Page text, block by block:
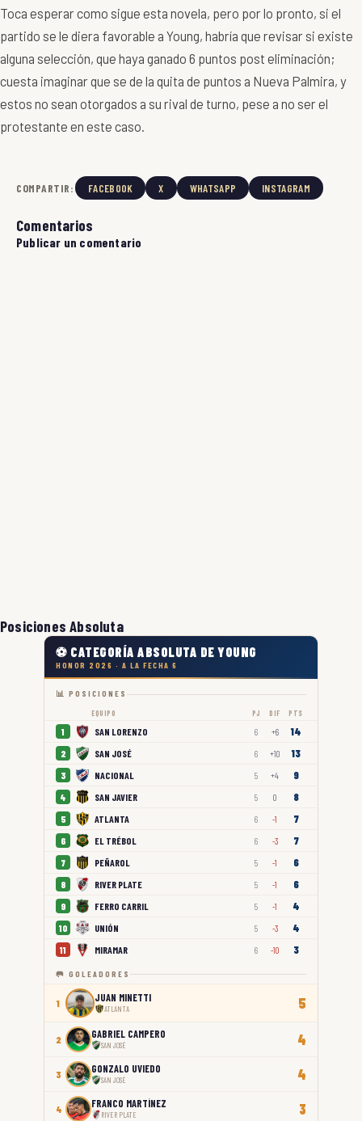
Toca esperar como sigue esta novela, pero por lo pronto, si el
partido se le diera favorable a Young, habría que revisar si existe
alguna selección, que haya ganado 6 puntos post eliminación;
cuesta imaginar que se de la quita de puntos a Nueva Palmira, y
estos no sean otorgados a su rival de turno, pese a no ser el
protestante en este caso.
COMPARTIR: FACEBOOK X WHATSAPP INSTAGRAM
Comentarios
Publicar un comentario
Posiciones Absoluta
⚽ CATEGORÍA ABSOLUTA DE YOUNG
HONOR 2026 · A LA FECHA 6
📊 POSICIONES
EQUIPO PJ DIF PTS
1 SAN LORENZO 6 +6 14
2 SAN JOSÉ 6 +10 13
3 NACIONAL 5 +4 9
4 SAN JAVIER 5 0 8
5 ATLANTA 6 -1 7
6 EL TRÉBOL 6 -3 7
7 PEÑAROL 5 -1 6
8 RIVER PLATE 5 -1 6
9 FERRO CARRIL 5 -1 4
10 UNIÓN 5 -3 4
11 MIRAMAR 6 -10 3
🥅 GOLEADORES
1 JUAN MINETTI
ATLANTA 5
2 GABRIEL CAMPERO
SAN JOSÉ 4
3 GONZALO UVIEDO
SAN JOSÉ 4
4 FRANCO MARTÍNEZ
RIVER PLATE 3